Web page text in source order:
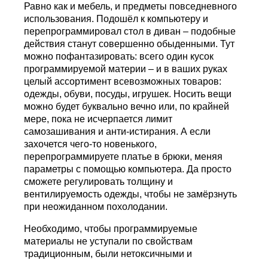
Равно как и мебель, и предметы повседневного
использования. Подошёл к компьютеру и
перепрограммировал стол в диван – подобные
действия станут совершенно обыденными. Тут
можно пофантазировать: всего один кусок
программируемой материи – и в ваших руках
целый ассортимент всевозможных товаров:
одежды, обуви, посуды, игрушек. Носить вещи
можно будет буквально вечно или, по крайней
мере, пока не исчерпается лимит
самозашивания и анти-истирания. А если
захочется чего-то новенького,
перепрограммируете платье в брюки, меняя
параметры с помощью компьютера. Да просто
сможете регулировать толщину и
вентилируемость одежды, чтобы не замёрзнуть
при неожиданном похолодании.
Необходимо, чтобы программируемые
материалы не уступали по свойствам
традиционным, были нетоксичными и